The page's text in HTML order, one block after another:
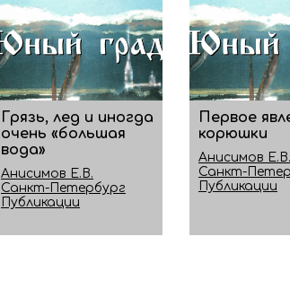
Грязь, лед и иногда
очень «большая
вода»
Анисимов Е.В.
Санкт-Петербург
Публикации
Первое
корюшки
Анисимов Е.В.
Санкт-
Публикации